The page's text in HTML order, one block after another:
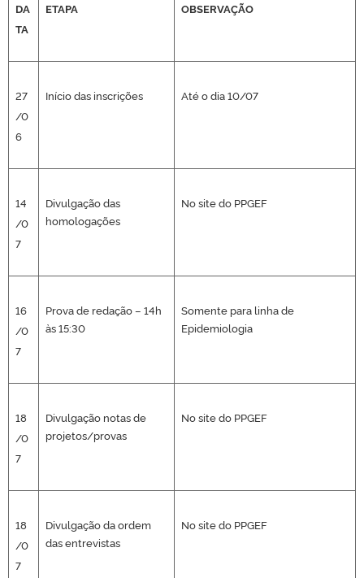
DA
TA
ETAPA OBSERVAÇÃO
27
/0
6
Início das inscrições Até o dia 10/07
14
/0
7
Divulgação das
homologações
No site do PPGEF
16
/0
7
Prova de redação – 14h
às 15:30
Somente para linha de
Epidemiologia
18
/0
7
Divulgação notas de
projetos/provas
No site do PPGEF
18
/0
7
Divulgação da ordem
das entrevistas
No site do PPGEF